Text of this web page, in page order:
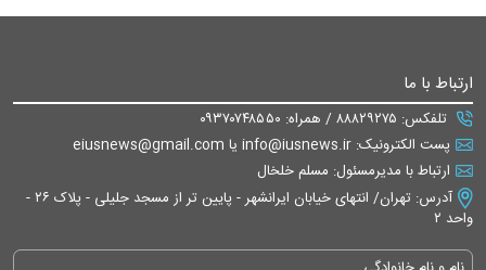
ارتباط با ما
تلفکس: ۸۸۸۲۹۲۷۵ / همراه: ۰۹۳۷۰۷۴۸۵۵۰
پست الکترونیک: info@iusnews.ir یا eiusnews@gmail.com
ارتباط با مدیرمسئول: مسلم خلخال
آدرس: تهران/ انتهای خیابان ایرانشهر - پایین تر از مسجد جلیلی - پلاک ۲۶ -
واحد ۲